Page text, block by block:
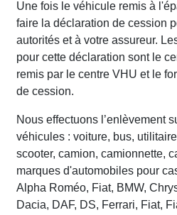
Une fois le véhicule remis à
faire la déclaration de cession
autorités et à votre assureur.
pour cette déclaration sont le
remis par le centre VHU et le
de cession.
Nous effectuons l’enlèvement
véhicules : voiture, bus,
scooter, camion, camionnette,
marques d'automobiles pour
Alpha Roméo, Fiat, BMW,
Dacia, DAF, DS, Ferrari, Fiat,